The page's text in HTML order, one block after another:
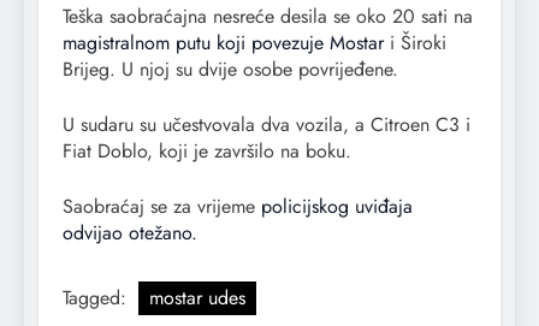
Teška saobraćajna nesreće desila se oko 20 sati na
magistralnom putu koji povezuje Mostari Široki
Brijeg. U njoj su dvije osobe povrijeđene.
U sudaru su učestvovala dva vozila, a Citroen C3 i
Fiat Doblo, koji je završilo na boku.
Saobraćaj se za vrijeme policijskog uviđaja
odvijao otežano.
Tagged: mostar udes